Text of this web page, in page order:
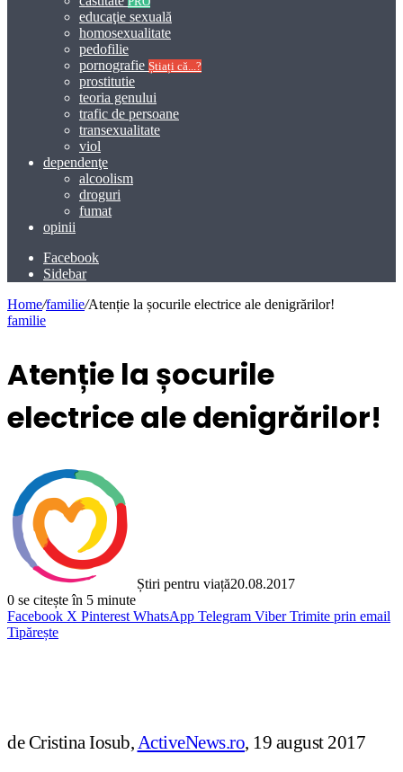
educaţie sexuală
homosexualitate
pedofilie
pornografie Știați că...?
prostitutie
teoria genului
trafic de persoane
transexualitate
viol
dependenţe
alcoolism
droguri
fumat
opinii
Facebook
Sidebar
Home/familie/Atenție la șocurile electrice ale denigrărilor!
familie
Atenție la șocurile
electrice ale denigrărilor!
Știri pentru viață20.08.2017
0 se citește în 5 minute
Facebook X Pinterest WhatsApp Telegram Viber Trimite prin email
Tipărește
de Cristina Iosub,ActiveNews.ro, 19 august 2017